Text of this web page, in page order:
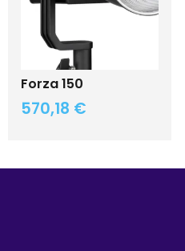
Forza 150
570,18 €